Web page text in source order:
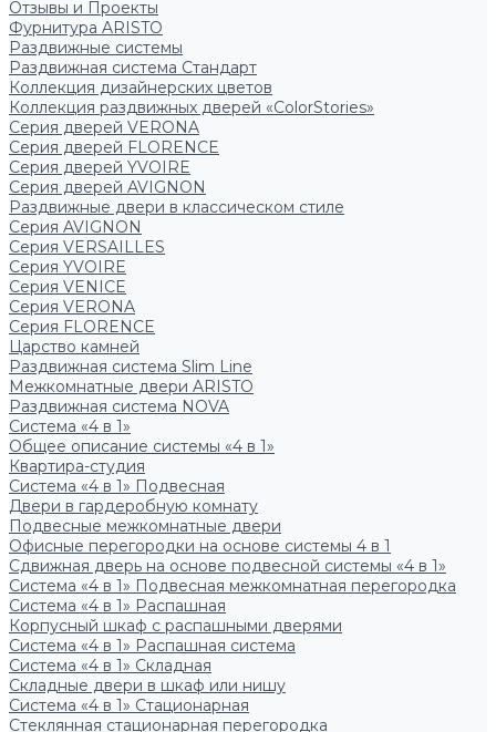
Отзывы и Проекты
Фурнитура ARISTO
Раздвижные системы
Раздвижная система Стандарт
Коллекция дизайнерских цветов
Коллекция раздвижных дверей «ColorStories»
Серия дверей VERONA
Серия дверей FLORENCE
Серия дверей YVOIRE
Серия дверей AVIGNON
Раздвижные двери в классическом стиле
Серия AVIGNON
Серия VERSAILLES
Серия YVOIRE
Серия VENICE
Серия VERONA
Серия FLORENCE
Царство камней
Раздвижная система Slim Line
Межкомнатные двери ARISTO
Раздвижная система NOVA
Система «4 в 1»
Общее описание системы «4 в 1»
Квартира-студия
Система «4 в 1» Подвесная
Двери в гардеробную комнату
Подвесные межкомнатные двери
Офисные перегородки на основе системы 4 в 1
Сдвижная дверь на основе подвесной системы «4 в 1»
Система «4 в 1» Подвесная межкомнатная перегородка
Система «4 в 1» Распашная
Корпусный шкаф с распашными дверями
Система «4 в 1» Распашная система
Система «4 в 1» Складная
Складные двери в шкаф или нишу
Система «4 в 1» Стационарная
Стеклянная стационарная перегородка